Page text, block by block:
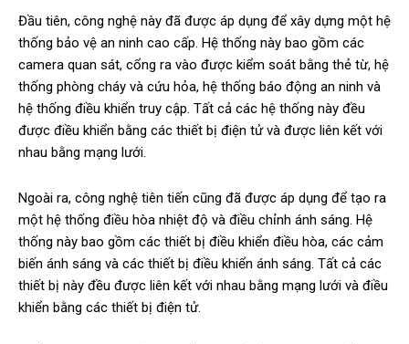
Đầu tiên, công nghệ này đã được áp dụng để xây dựng một hệ
thống bảo vệ an ninh cao cấp. Hệ thống này bao gồm các
camera quan sát, cổng ra vào được kiểm soát bằng thẻ từ, hệ
thống phòng cháy và cứu hỏa, hệ thống báo động an ninh và
hệ thống điều khiển truy cập. Tất cả các hệ thống này đều
được điều khiển bằng các thiết bị điện tử và được liên kết với
nhau bằng mạng lưới.
Ngoài ra, công nghệ tiên tiến cũng đã được áp dụng để tạo ra
một hệ thống điều hòa nhiệt độ và điều chỉnh ánh sáng. Hệ
thống này bao gồm các thiết bị điều khiển điều hòa, các cảm
biến ánh sáng và các thiết bị điều khiển ánh sáng. Tất cả các
thiết bị này đều được liên kết với nhau bằng mạng lưới và điều
khiển bằng các thiết bị điện tử.